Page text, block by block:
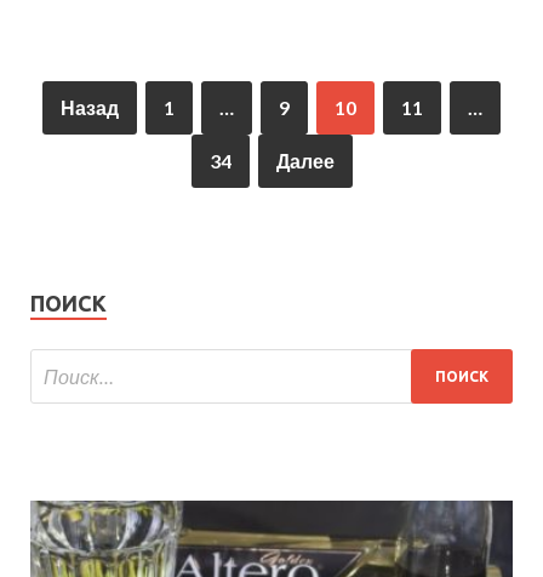
Назад 1 … 9 10 11 …
34 Далее
ПОИСК